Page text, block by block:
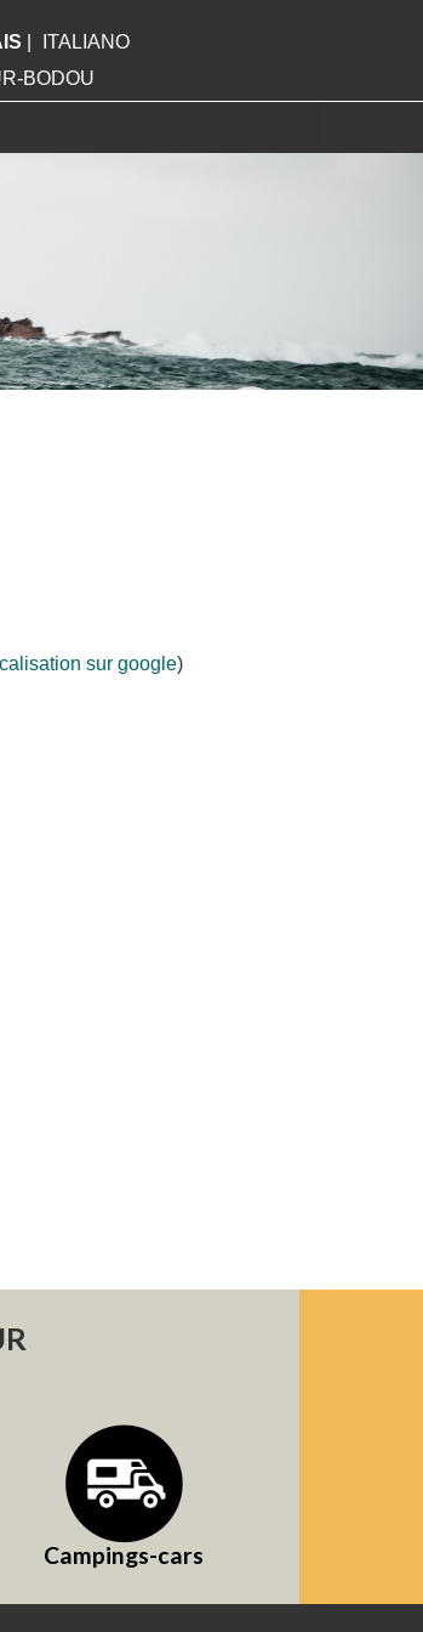
ITALIANO
BODOU
sur google)
Campings-cars